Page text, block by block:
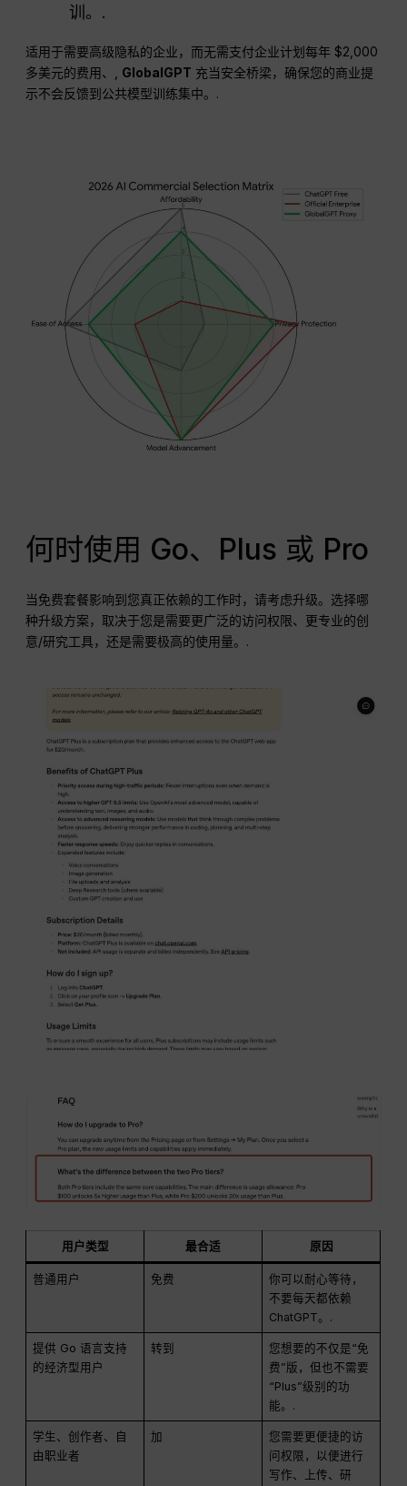
训。.
适用于需要高级隐私的企业，而无需支付企业计划每年 $2,000
多美元的费用、, GlobalGPT 充当安全桥梁，确保您的商业提
示不会反馈到公共模型训练集中。.
何时使用 Go、Plus 或 Pro
当免费套餐影响到您真正依赖的工作时，请考虑升级。选择哪
种升级方案，取决于您是需要更广泛的访问权限、更专业的创
意/研究工具，还是需要极高的使用量。.
用户类型 最合适 原因
普通用户 免费
你可以耐心等待，
不要每天都依赖
ChatGPT。.
提供 Go 语言支持
的经济型用户
转到
您想要的不仅是“免
费”版，但也不需要
“Plus”级别的功
能。.
学生、创作者、自
由职业者
加
您需要更便捷的访
问权限，以便进行
写作、上传、研